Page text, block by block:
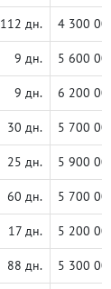
112 дн. 4 300
9 дн. 5 600
9 дн. 6 200
30 дн. 5 700
25 дн. 5 900
60 дн. 5 700
17 дн. 5 200
88 дн. 5 300